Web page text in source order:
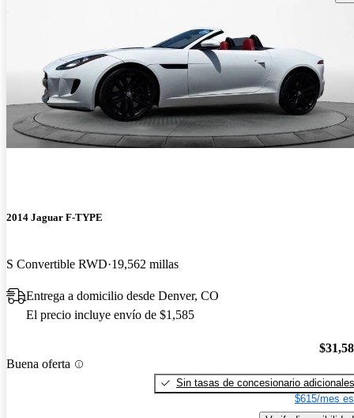
2014 Jaguar F-TYPE
S Convertible RWD 19,562 millas
Entrega a domicilio desde Denver, CO
El precio incluye envío de $1,585
Buena oferta
Sin tasas de concesionario adicionales
$615/mes